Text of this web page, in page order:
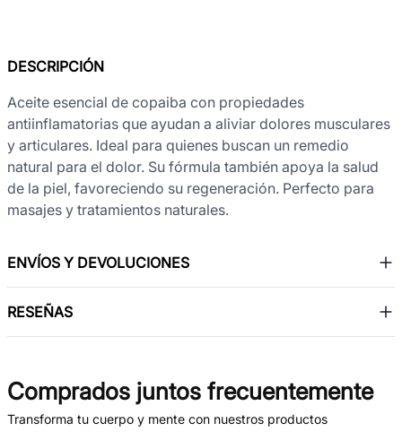
DESCRIPCIÓN
Aceite esencial de copaiba con propiedades
antiinflamatorias que ayudan a aliviar dolores musculares
y articulares. Ideal para quienes buscan un remedio
natural para el dolor. Su fórmula también apoya la salud
de la piel, favoreciendo su regeneración. Perfecto para
masajes y tratamientos naturales.
ENVÍOS Y DEVOLUCIONES
RESEÑAS
Comprados juntos frecuentemente
Transforma tu cuerpo y mente con nuestros productos